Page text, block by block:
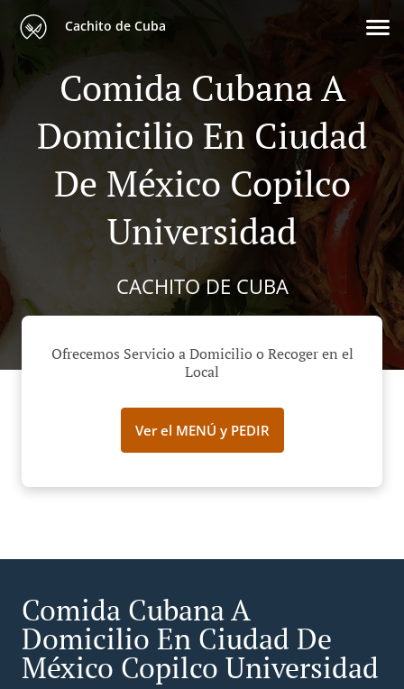
Cachito de Cuba
Comida Cubana A
Domicilio En Ciudad
De México Copilco
Universidad
CACHITO DE CUBA
Ofrecemos Servicio a Domicilio o Recoger en el
Local
Ver el MENÚ y PEDIR
Comida Cubana A
Domicilio En Ciudad De
México Copilco Universidad